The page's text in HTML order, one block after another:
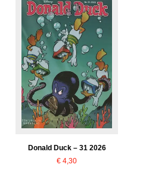
Donald Duck – 31 2026
€ 4,30